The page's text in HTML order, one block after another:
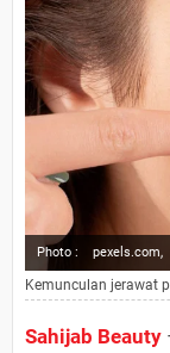
Photo : pexels.com,
Kemunculan jerawat
Sahijab Beauty